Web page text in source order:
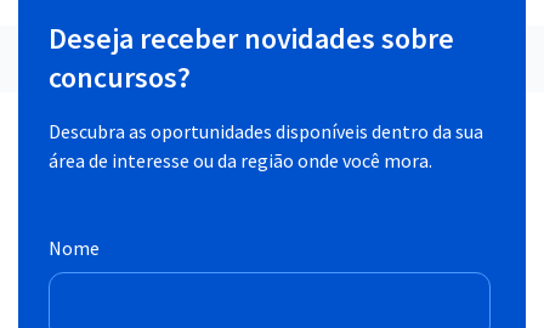
Deseja receber novidades sobre
concursos?
Descubra as oportunidades disponíveis dentro da sua
área de interesse ou da região onde você mora.
Nome